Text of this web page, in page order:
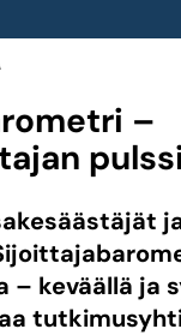
–
– keväällä ja